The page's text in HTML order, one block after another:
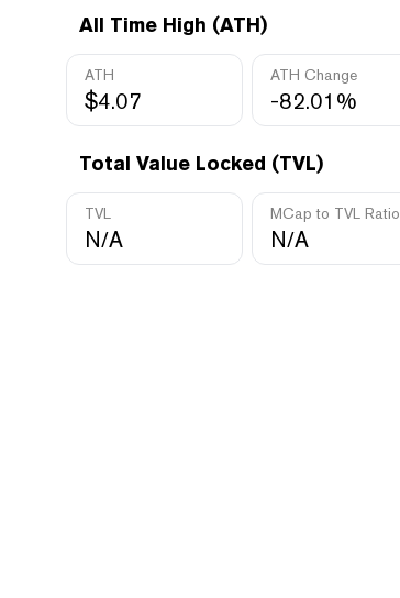
All Time High (ATH)
ATH
$4.07
ATH Change
-82.01%
Total Value Locked (TVL)
TVL
N/A
MCap to TVL Ratio
N/A